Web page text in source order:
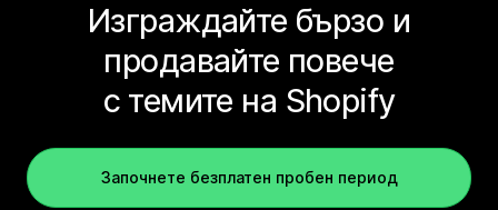
Изграждайте бързо и
продавайте повече
с темите на Shopify
Започнете безплатен пробен период